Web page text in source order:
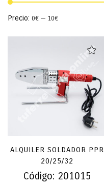
Precio: 0€ — 10€
ALQUILER SOLDADOR PPR
20/25/32
Código: 201015